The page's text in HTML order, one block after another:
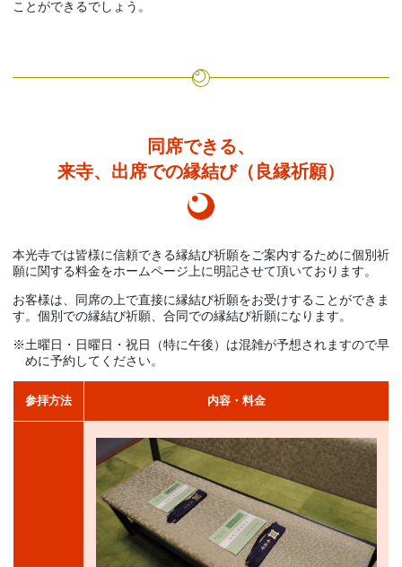
ことができるでしょう。
同席できる、
来寺、出席での縁結び（良縁祈願）
本光寺では皆様に信頼できる縁結び祈願をご案内するために個別祈
願に関する料金をホームページ上に明記させて頂いております。
お客様は、同席の上で直接に縁結び祈願をお受けすることができま
す。個別での縁結び祈願、合同での縁結び祈願になります。
土曜日・日曜日・祝日（特に午後）は混雑が予想されますので早
めに予約してください。
参拝方法 内容・料金